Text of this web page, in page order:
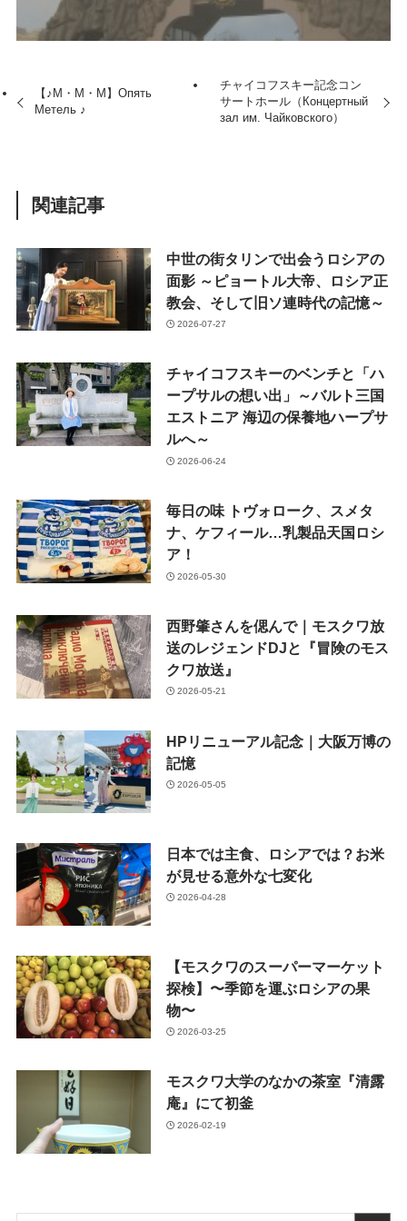
【♪M・M・M】Опять
Метель ♪
チャイコフスキー記念コン
サートホール（Концертный
зал им. Чайковского）
関連記事
中世の街タリンで出会うロシアの
面影 ～ピョートル大帝、ロシア正
教会、そして旧ソ連時代の記憶～
2026-07-27
チャイコフスキーのベンチと「ハ
ープサルの想い出」～バルト三国
エストニア 海辺の保養地ハープサ
ルへ～
2026-06-24
毎日の味 トヴォローク、スメタ
ナ、ケフィール…乳製品天国ロシ
ア！
2026-05-30
西野肇さんを偲んで｜モスクワ放
送のレジェンドDJと『冒険のモス
クワ放送』
2026-05-21
HPリニューアル記念｜大阪万博の
記憶
2026-05-05
日本では主食、ロシアでは？お米
が見せる意外な七変化
2026-04-28
【モスクワのスーパーマーケット
探検】〜季節を運ぶロシアの果
物〜
2026-03-25
モスクワ大学のなかの茶室『清露
庵』にて初釜
2026-02-19